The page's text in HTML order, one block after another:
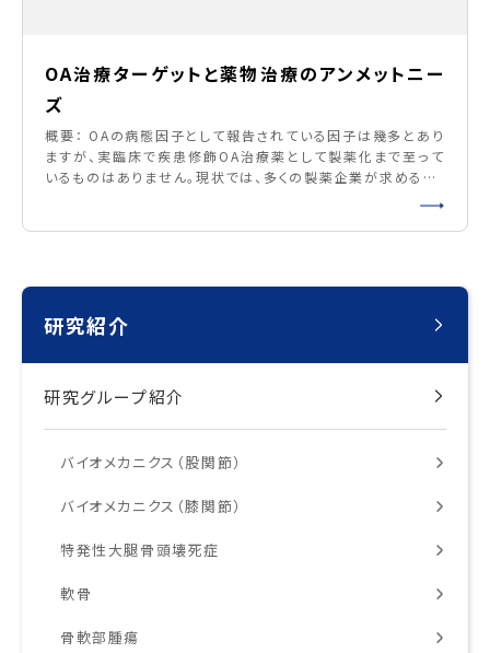
研究紹介
研究グループ紹介
バイオメカニクス（股関節）
バイオメカニクス（膝関節）
特発性大腿骨頭壊死症
軟骨
骨軟部腫瘍
OA治療ターゲットと薬物治療のアンメットニー
ズ
概要： OAの病態因子として報告されている因子は幾多とあり
ますが、実臨床で疾患修飾OA治療薬として製薬化まで至って
いるものはありません。現状では、多くの製薬企業が求めるOA